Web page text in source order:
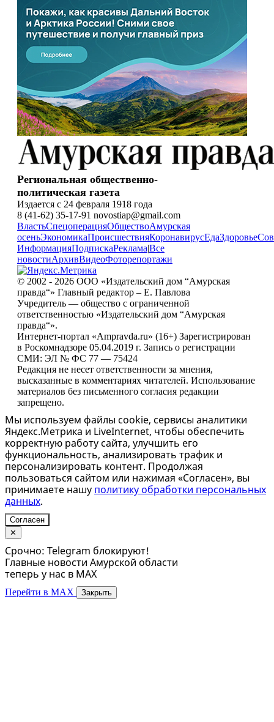
Региональная общественно-
политическая газета
Издается с 24 февраля 1918 года
8 (41-62) 35-17-91 novostiap@gmail.com
ВластьСпецоперацияОбществоАмурская
осеньЭкономикаПроисшествияКоронавирусЕдаЗдоровье
ИнформацияПодпискаРеклама|Все
новостиАрхивВидеоФоторепортажи
© 2002 - 2026 ООО «Издательский дом “Амурская
правда“» Главный редактор – Е. Павлова
Учредитель — общество с ограниченной
ответственностью «Издательский дом “Амурская
правда“».
Интернет-портал «Ampravda.ru» (16+) Зарегистрирован
в Роскомнадзоре 05.04.2019 г. Запись о регистрации
СМИ: ЭЛ № ФС 77 — 75424
Редакция не несет ответственности за мнения,
высказанные в комментариях читателей. Использование
материалов без письменного согласия редакции
запрещено.
Мы используем файлы cookie, сервисы аналитики
Яндекс.Метрика и LiveInternet, чтобы обеспечить
корректную работу сайта, улучшить его
функциональность, анализировать трафик и
персонализировать контент. Продолжая
пользоваться сайтом или нажимая «Согласен», вы
принимаете нашу политику обработки персональных
данных.
Согласен
✕
Срочно: Telegram блокируют!
Главные новости Амурской области
теперь у нас в MAX
Перейти в MAX Закрыть